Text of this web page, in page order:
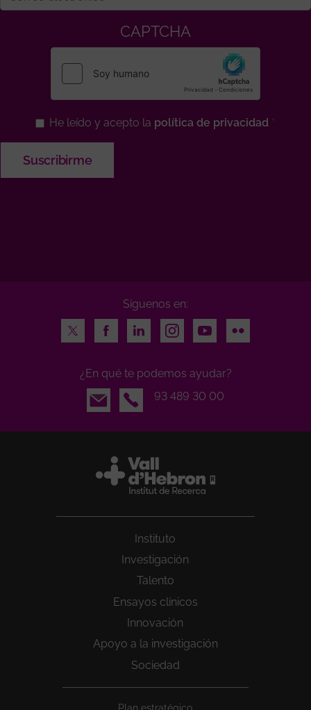
CAPTCHA
He leído y acepto la política de privacidad
Síguenos en:
Twitter
FacebookLinkedInInstagramYoutubeFlickr
¿En qué te podemos ayudar?
Email
93 489 30 00
Instituto
Investigación
Talento
Ensayos clínicos
Innovación
Apoyo a la investigación
Sociedad